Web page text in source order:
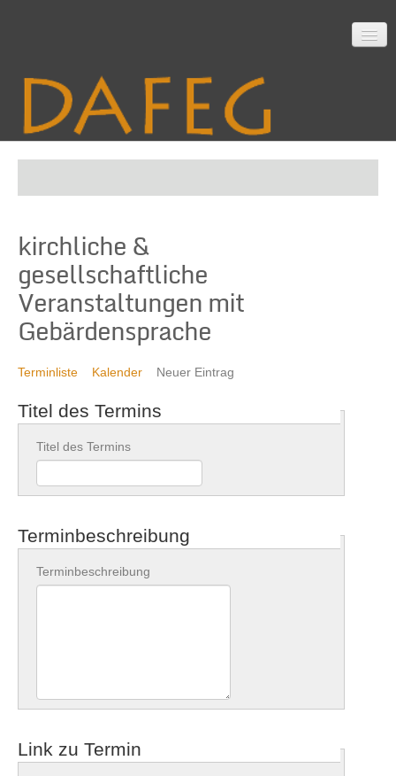
Mitarbeit
Material
Kontakt
kirchliche &
gesellschaftliche
Veranstaltungen mit
Gebärdensprache
Terminliste Kalender Neuer Eintrag
Titel des Termins
Titel des Termins
Terminbeschreibung
Terminbeschreibung
Link zu Termin